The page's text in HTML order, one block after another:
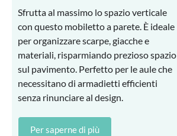
Sfrutta al massimo lo spazio verticale
con questo mobiletto a parete. È ideale
per organizzare scarpe, giacche e
materiali, risparmiando prezioso spazio
sul pavimento. Perfetto per le aule che
necessitano di armadietti efficienti
senza rinunciare al design.
Per saperne di più